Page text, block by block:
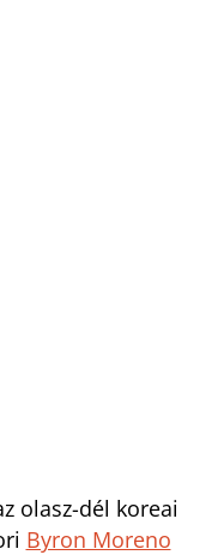
olasz-dél koreai
Byron Moreno